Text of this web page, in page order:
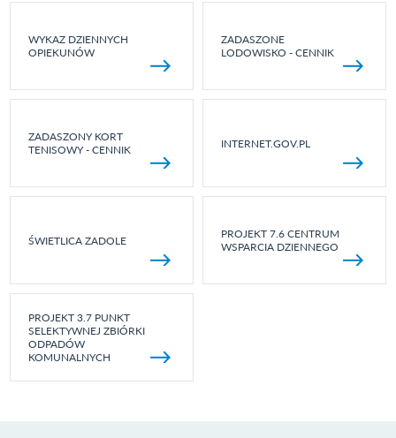
WYKAZ DZIENNYCH
OPIEKUNÓW
ZADASZONE
LODOWISKO - CENNIK
ZADASZONY KORT
TENISOWY - CENNIK
INTERNET.GOV.PL
ŚWIETLICA ZADOLE
PROJEKT 7.6 CENTRUM
WSPARCIA DZIENNEGO
PROJEKT 3.7 PUNKT
SELEKTYWNEJ ZBIÓRKI
ODPADÓW
KOMUNALNYCH